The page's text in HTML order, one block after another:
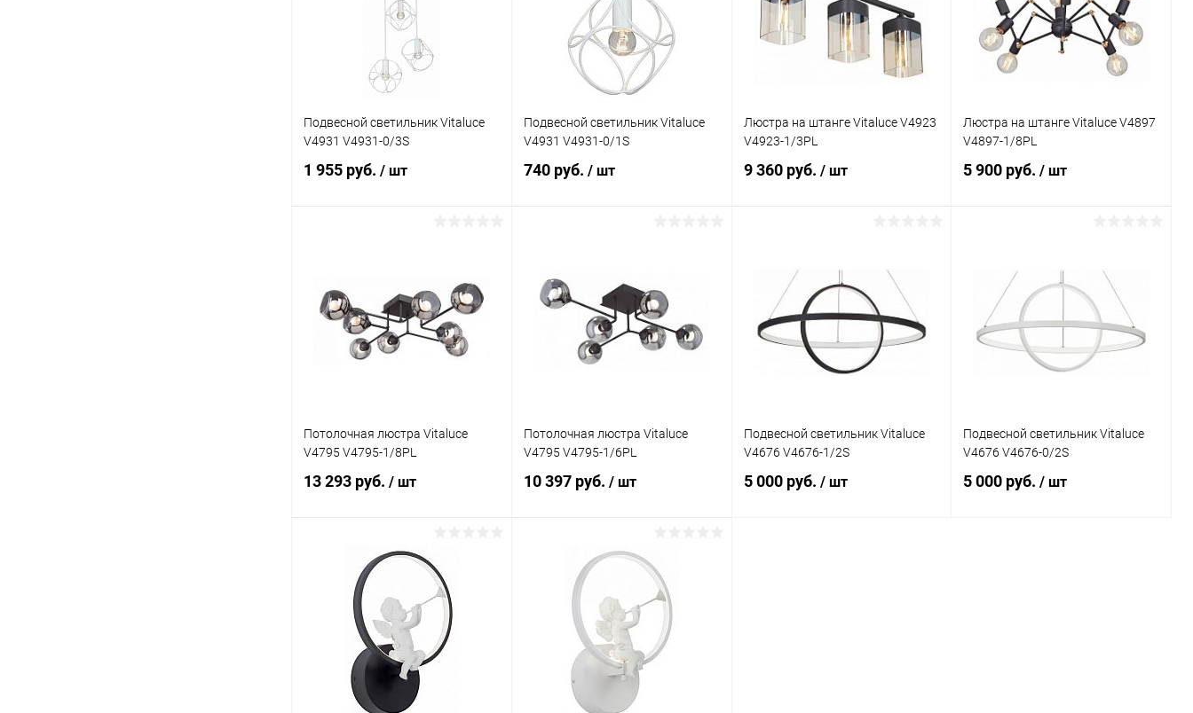
В избранное В избранное Недоступно В избранное Недоступно В избранное В наличии
Подвесной светильник Vitaluce
V4931 V4931-0/3S
1 955 руб. / шт
Купить в 1 клик Сравнение
В избранное В наличии
Подвесной светильник Vitaluce
V4931 V4931-0/1S
740 руб. / шт
Купить в 1 клик Сравнение
В избранное Недоступно
Люстра на штанге Vitaluce V4923
V4923-1/3PL
9 360 руб. / шт
Купить в 1 клик Сравнение
В избранное В наличии
Люстра на штанге Vitaluce V4897
V4897-1/8PL
5 900 руб./ шт
Купить в 1 клик Сравнение
В избранное В наличии
Потолочная люстра Vitaluce
V4795 V4795-1/8PL
13 293 руб. / шт
В корзину
Купить в 1 клик Сравнение
В избранное В наличии
Потолочная люстра Vitaluce
V4795 V4795-1/6PL
10 397 руб. / шт
В корзину
Купить в 1 клик Сравнение
В избранное В наличии
Подвесной светильник Vitaluce
V4676 V4676-1/2S
5 000 руб. / шт
Подвесной светильник Vitaluce
V4676 V4676-0/2S
5 000 руб./ шт